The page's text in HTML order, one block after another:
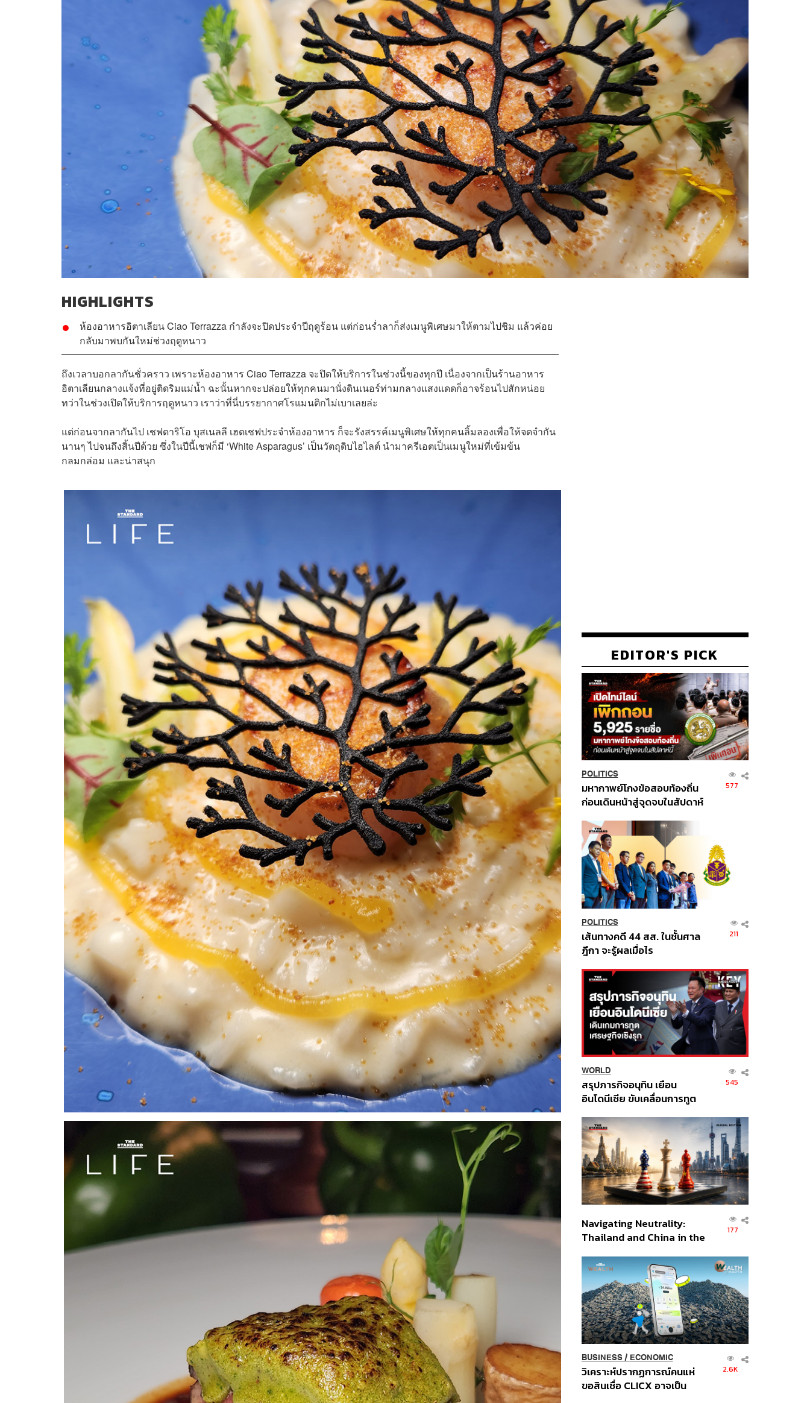
HIGHLIGHTS
ห้องอาหารอิตาเลียน Ciao Terrazza กำลังจะปิดประจำปีฤดูร้อน แต่ก่อนร่ำลาก็ส่งเมนูพิเศษมาให้ตามไปชิม แล้วค่อย
กลับมาพบกันใหม่ช่วงฤดูหนาว
ถึงเวลาบอกลากันชั่วคราว เพราะห้องอาหาร Ciao Terrazza จะปิดให้บริการในช่วงนี้ของทุกปี เนื่องจากเป็นร้านอาหาร
อิตาเลียนกลางแจ้งที่อยู่ติดริมแม่น้ำ ฉะนั้นหากจะปล่อยให้ทุกคนมานั่งดินเนอร์ท่ามกลางแสงแดดก็อาจร้อนไปสักหน่อย
ทว่าในช่วงเปิดให้บริการฤดูหนาว เราว่าที่นี่บรรยากาศโรแมนติกไม่เบาเลยล่ะ
แต่ก่อนจากลากันไป เชฟดาริโอ บุสเนลลี เฮดเชฟประจำห้องอาหาร ก็จะรังสรรค์เมนูพิเศษให้ทุกคนลิ้มลองเพื่อให้จดจำกัน
นานๆ ไปจนถึงสิ้นปีด้วย ซึ่งในปีนี้เชฟก็มี ‘White Asparagus’ เป็นวัตถุดิบไฮไลต์ นำมาครีเอตเป็นเมนูใหม่ที่เข้มข้น
กลมกล่อม และน่าสนุก
EDITOR'S PICK
POLITICS
มหากาพย์โกงข้อสอบท้องถิ่น
ก่อนเดินหน้าสู่จุดจบในสัปดาห์
577
POLITICS
เส้นทางคดี 44 สส. ในชั้นศาล
ฎีกา จะรู้ผลเมื่อไร
211
WORLD
สรุปภารกิจอนุทิน เยือน
อินโดนีเซีย ขับเคลื่อนการทูต
ส่วนยุทธศาสตร์ไทย –
อินโดนีเซีย
545
Navigating Neutrality:
Thailand and China in the
Order
177
BUSINESS/ ECONOMIC
วิเคราะห์ปรากฏการณ์คนแห่
ขอสินเชื่อ CLICX อาจเป็น
2.6K